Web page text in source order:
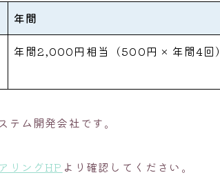
年間
年間2,000円相当（500円 × 年間4回）
ム開発会社です。
リングHP より確認してください。